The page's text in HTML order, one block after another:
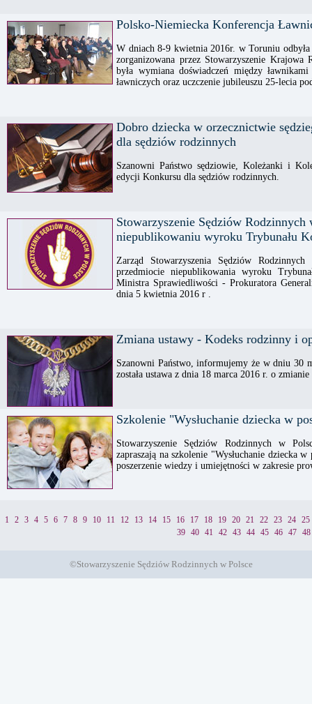
Polsko-Niemiecka Konferencja
W dniach 8-9 kwietnia 2016r. w Toruniu
zorganizowana przez Stowarzyszenie Krajowa
była wymiana doświadczeń między
ławniczych oraz uczczenie jubileuszu 25-lecia
Dobro dziecka w orzecznictwie
dla sędziów rodzinnych
Szanowni Państwo sędziowie, Koleżanki i
edycji Konkursu dla sędziów rodzinnych.
Stowarzyszenie Sędziów Rodzinnych
niepublikowaniu wyroku Trybunału
Zarząd Stowarzyszenia Sędziów
przedmiocie niepublikowania wyroku
Ministra Sprawiedliwości - Prokuratora
dnia 5 kwietnia 2016 r .
Zmiana ustawy - Kodeks rodzinny i
Szanowni Państwo, informujemy że w dniu 30
została ustawa z dnia 18 marca 2016 r. o
Szkolenie "Wysłuchanie dziecka w
Stowarzyszenie Sędziów Rodzinnych w
zapraszają na szkolenie "Wysłuchanie dziecka
poszerzenie wiedzy i umiejętności w zakresie
1 2 3 4 5 6 7 8 9 10 11 12 13 14 15 16 17 18 19 20 21 22 23 24
25
39
40 41 42 43 44 45 46 47 48
©Stowarzyszenie Sędziów Rodzinnych w Polsce